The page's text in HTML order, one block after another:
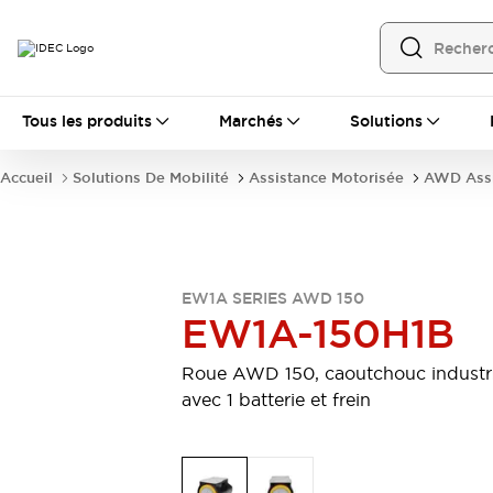
Tous les produits Marchés Solutions
Tous les produits
Automatisation
Équipements Ethernet industriels
Dispositifs de connexion
Dispositifs de protection de circuit
Relais et Minuteurs
Interrupteurs et voyants
Interrupteurs et boutons-poussoirs
Accueil Solutions De Mobilité Assistance Motorisée AWD
EW1A SERIES AWD 150
EW1A-150H1B
Roue AWD 150, caoutchouc
avec 1 batterie et frein